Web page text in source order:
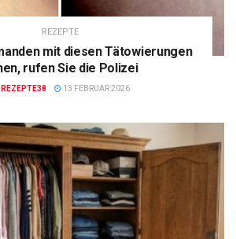
REZEPTE
mit diesen Tätowierungen
rufen Sie die Polizei
REZEPTE38 13 FEBRUAR 2026